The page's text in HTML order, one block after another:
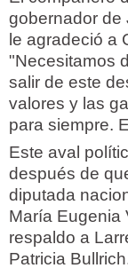
gobernador de
le agradeció a
"Necesitamos
salir de este
valores y las
para siempre.
Este aval
después de
diputada
María Eugenia
respaldo a
Patricia